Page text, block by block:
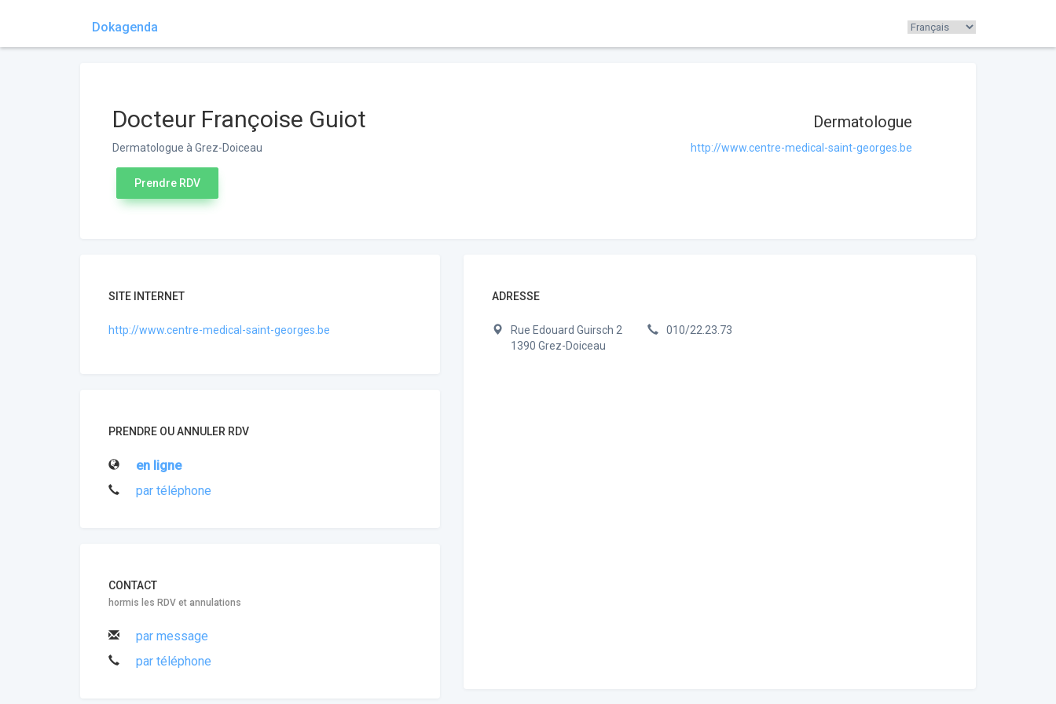
Dokagenda
Docteur Françoise Guiot Dermatologue
Dermatologue à Grez-Doiceau http://www.centre-medical-saint-georges.be
Prendre RDV
SITE INTERNET
http://www.centre-medical-saint-georges.be
PRENDRE OU ANNULER RDV
en ligne
par téléphone
CONTACT
hormis les RDV et annulations
par message
par téléphone
ADRESSE
Rue Edouard Guirsch 2
1390 Grez-Doiceau
010/22.23.73